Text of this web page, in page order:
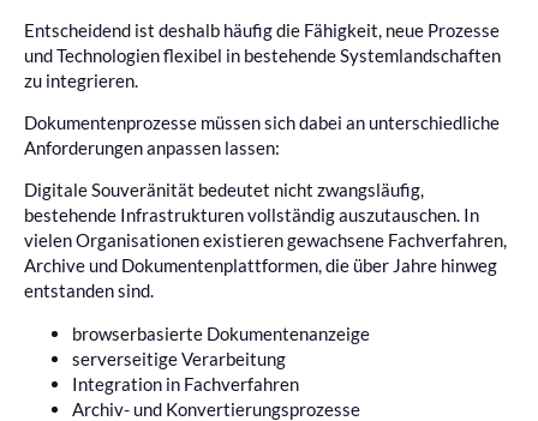
Entscheidend ist deshalb häufig die Fähigkeit, neue Prozesse
und Technologien flexibel in bestehende Systemlandschaften
zu integrieren.
Dokumentenprozesse müssen sich dabei an unterschiedliche
Anforderungen anpassen lassen:
Digitale Souveränität bedeutet nicht zwangsläufig,
bestehende Infrastrukturen vollständig auszutauschen. In
vielen Organisationen existieren gewachsene Fachverfahren,
Archive und Dokumentenplattformen, die über Jahre hinweg
entstanden sind.
browserbasierte Dokumentenanzeige
serverseitige Verarbeitung
Integration in Fachverfahren
Archiv- und Konvertierungsprozesse